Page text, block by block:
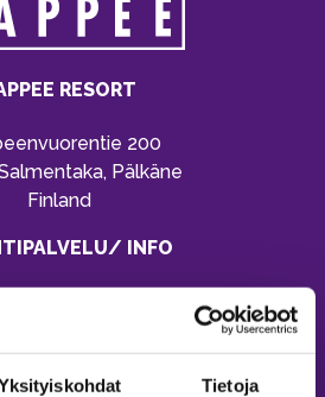
Tietoja
RESORT
200
Pälkäne
Finland
INFO
020 755 9970